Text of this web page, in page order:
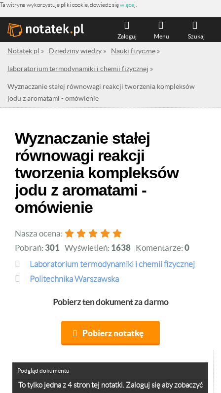
Ta witryna wykorzystuje pliki cookie, dowiedz sięwięcej
Szukaj
Menu
Zaloguj
Notatek.pl » Dziedziny wiedzy » Nauki fizyczne »
laboratorium termodynamiki i chemii fizycznej »
Wyznaczanie stałej równowagi reakcji tworzenia kompleksów
jodu z aromatami - omówienie
Wyznaczanie stałej
równowagi reakcji
tworzenia kompleksów
jodu z aromatami -
omówienie
Nasza ocena:
Pobrań: 301 Wyświetleń: 1638 Komentarze: 0
laboratorium termodynamiki i chemii fizycznej
Politechnika Warszawska
Pobierz ten dokument za darmo
Pobierz notatkę
To tylko jedna z 4 stron tej notatki. Zaloguj się aby zobaczyć
Podgląd dokumentu